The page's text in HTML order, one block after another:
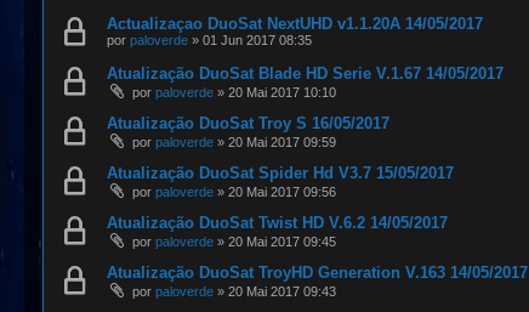
Actualizaçao DuoSat NextUHD v1.1.20A 14/05/2017
por paloverde » 01 Jun 2017 08:35
Atualização DuoSat Blade HD Serie V.1.67 14/05/2017
por paloverde » 20 Mai 2017 10:10
Atualização DuoSat Troy S 16/05/2017
por paloverde » 20 Mai 2017 09:59
Atualização DuoSat Spider Hd V3.7 15/05/2017
por paloverde » 20 Mai 2017 09:56
Atualização DuoSat Twist HD V.6.2 14/05/2017
por paloverde » 20 Mai 2017 09:45
Atualização DuoSat TroyHD Generation V.163 14/05/2017
por paloverde » 20 Mai 2017 09:43